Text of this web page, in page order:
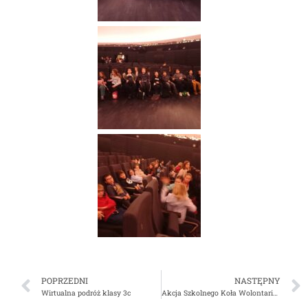
POPRZEDNI
Wirtualna podróż klasy 3c
NASTĘPNY
Akcja Szkolnego Koła Wolontariatu „Opatrunek na ratunek”